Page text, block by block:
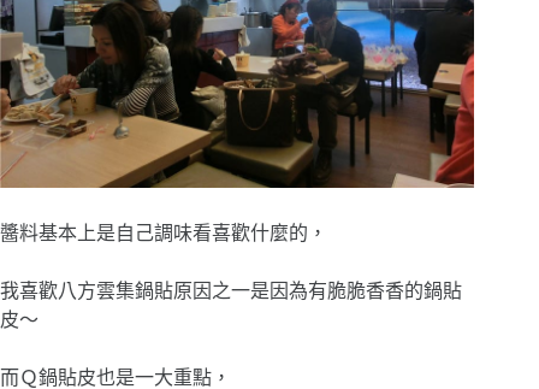
醬料基本上是自己調味看喜歡什麼的，
我喜歡八方雲集鍋貼原因之一是因為有脆脆香香的鍋貼
皮～
而Ｑ鍋貼皮也是一大重點，